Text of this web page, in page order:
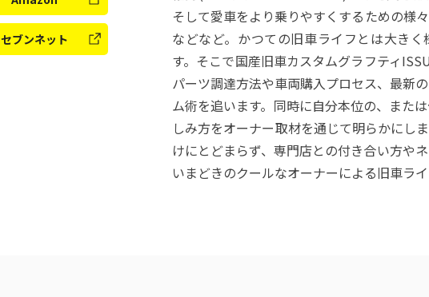
そして愛車をより乗りやすくするための様
などなど。かつての旧車ライフとは大きく
す。そこで国産旧車カスタムグラフティ
パーツ調達方法や車両購入プロセス、最新
ム術を追います。同時に自分本位の、また
しみ方をオーナー取材を通じて明らかにし
けにとどまらず、専門店との付き合い方や
いまどきのクールなオーナーによる旧車ライ
セブンネット